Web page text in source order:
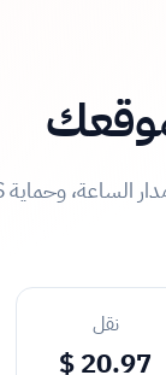
نقل
20.97 $